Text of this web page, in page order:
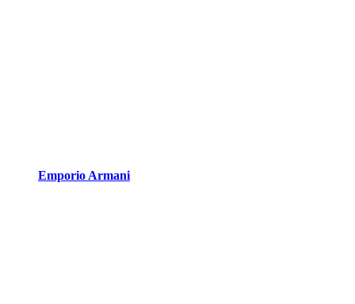
Emporio Armani